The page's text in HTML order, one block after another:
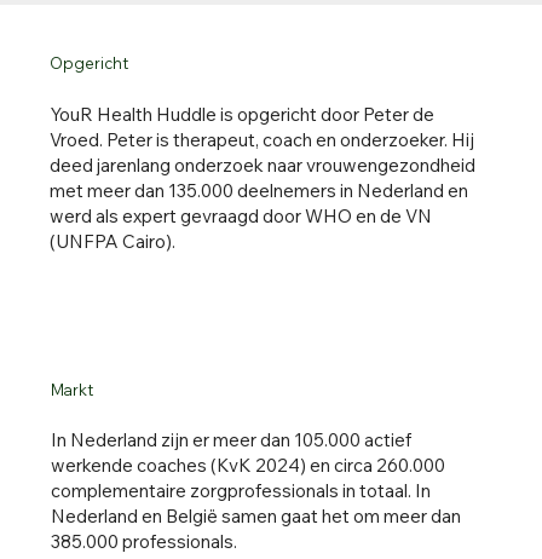
Opgericht
YouR Health Huddle is opgericht door Peter de
Vroed. Peter is therapeut, coach en onderzoeker. Hij
deed jarenlang onderzoek naar vrouwengezondheid
met meer dan 135.000 deelnemers in Nederland en
werd als expert gevraagd door WHO en de VN
(UNFPA Cairo).
Markt
In Nederland zijn er meer dan 105.000 actief
werkende coaches (KvK 2024) en circa 260.000
complementaire zorgprofessionals in totaal. In
Nederland en België samen gaat het om meer dan
385.000 professionals.